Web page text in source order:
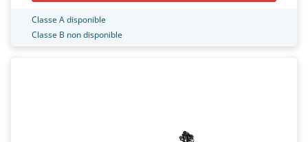
Classe A disponible
Classe B non disponible